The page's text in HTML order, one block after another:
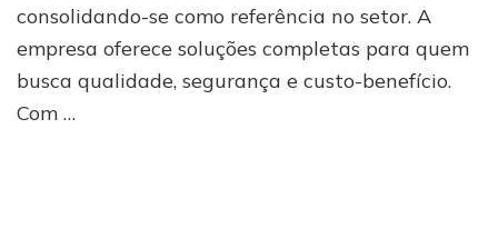
venda
tambores
de
consolidando-se como referência no setor. A
empresa oferece soluções completas para quem
busca qualidade, segurança e custo-benefício.
Com …